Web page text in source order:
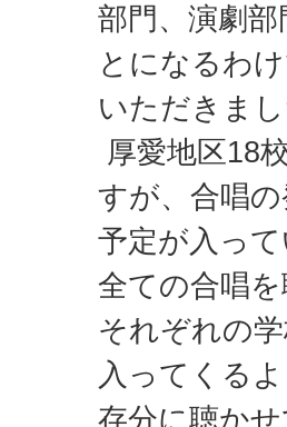
部門、演劇
とになるわ
いただきまし
厚愛地区18
すが、合唱
予定が入っ
全ての合唱
それぞれの
入ってくる
存分に聴か